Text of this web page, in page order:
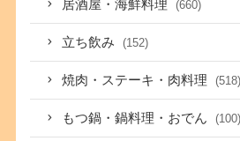
居酒屋・海鮮料理 (660)
立ち飲み (152)
焼肉・ステーキ・肉料理 (518)
もつ鍋・鍋料理・おでん (100)